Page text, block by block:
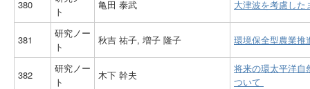
380
ト
亀田 泰武 大津波を考慮し
381
研究ノー
ト
秋吉 祐子, 増子 隆子 環境保全型農業
382
研究ノー
ト
木下 幹夫
将来の環太平洋自
ついて